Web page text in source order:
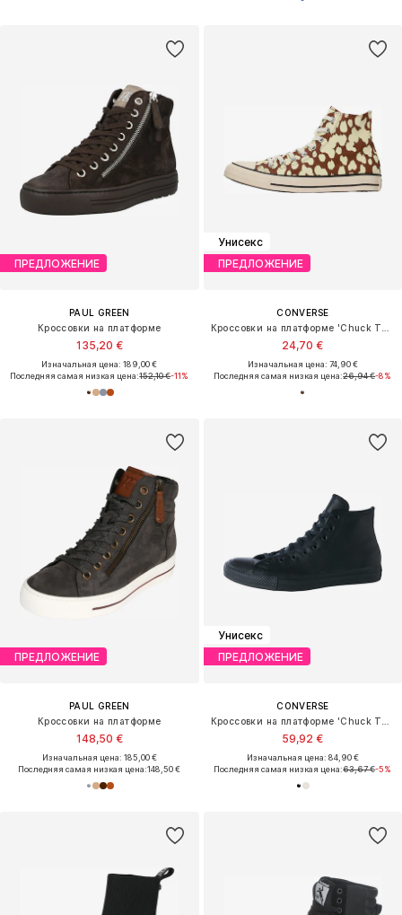
ПРЕДЛОЖЕНИЕ
PAUL GREEN
Кроссовки на платформе
135,20 €
Изначальная цена: 189,00 €
Последняя самая низкая цена:152,10 €-11%
Унисекс
ПРЕДЛОЖЕНИЕ
CONVERSE
24,70 €
Изначальная цена: 74,90 €
Последняя самая низкая цена:26,94 €-8%
ПРЕДЛОЖЕНИЕ
PAUL GREEN
Кроссовки на платформе
148,50 €
Изначальная цена: 185,00 €
Последняя самая низкая цена:148,50 €
Унисекс
ПРЕДЛОЖЕНИЕ
CONVERSE
59,92 €
Изначальная цена: 84,90 €
Последняя самая низкая цена:63,67 €-5%